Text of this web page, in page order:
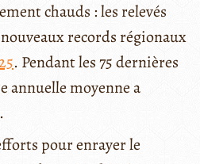
chauds : les relevés
records régionaux
. Pendant les 75 dernières
annuelle moyenne a
pour enrayer le